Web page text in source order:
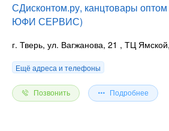
СДисконтом.ру, канцтовары
ЮФИ СЕРВИС)
г. Тверь, ул. Вагжанова, 21 , ТЦ
Ещё адреса и телефоны
Позвонить Подробнее